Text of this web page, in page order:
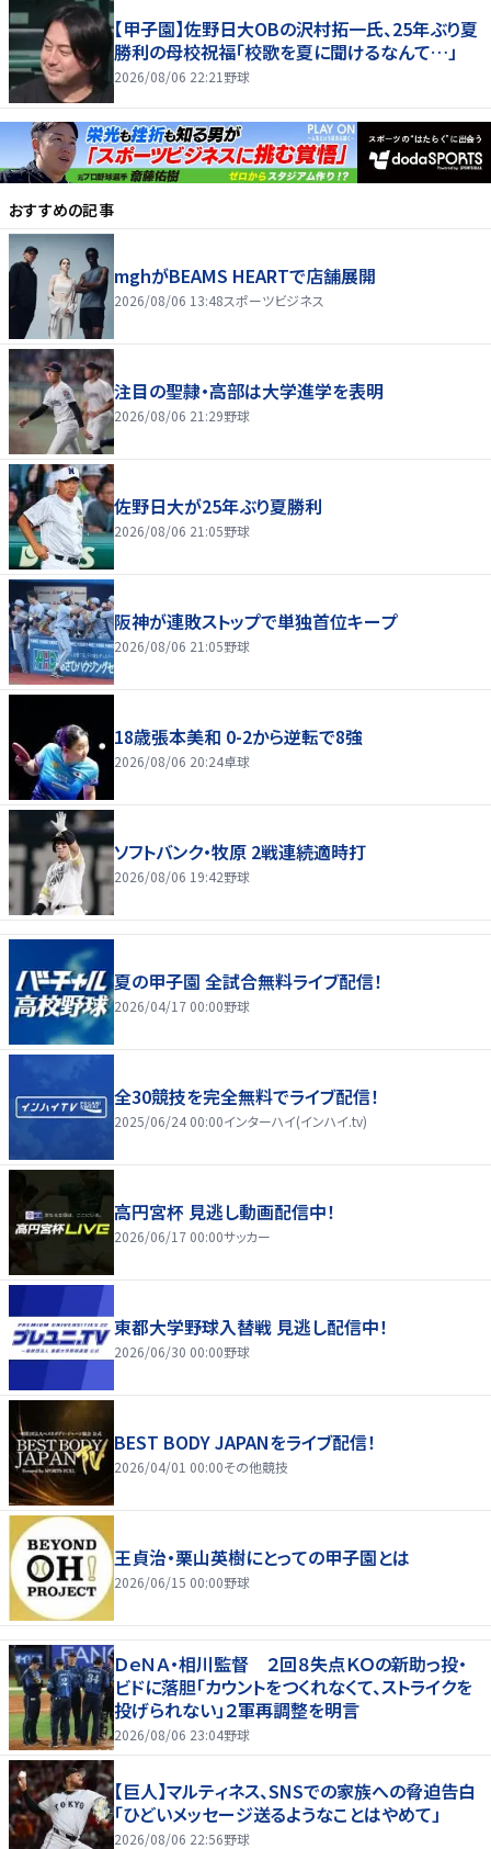
【甲子園】佐野日大ОBの沢村拓一氏、25年ぶり夏
勝利の母校祝福「校歌を夏に聞けるなんて…」
2026/08/06 22:21 野球
おすすめの記事
mghがBEAMS HEARTで店舗展開
2026/08/06 13:48スポーツビジネス
注目の聖隷・高部は大学進学を表明
2026/08/06 21:29野球
佐野日大が25年ぶり夏勝利
2026/08/06 21:05野球
阪神が連敗ストップで単独首位キープ
2026/08/06 21:05野球
18歳張本美和 0-2から逆転で8強
2026/08/06 20:24卓球
ソフトバンク・牧原 2戦連続適時打
2026/08/06 19:42野球
夏の甲子園 全試合無料ライブ配信！
2026/04/17 00:00野球
全30競技を完全無料でライブ配信！
2025/06/24 00:00インターハイ(インハイ.tv)
高円宮杯 見逃し動画配信中！
2026/06/17 00:00サッカー
東都大学野球入替戦 見逃し配信中！
2026/06/30 00:00野球
BEST BODY JAPANをライブ配信！
2026/04/01 00:00その他競技
王貞治・栗山英樹にとっての甲子園とは
2026/06/15 00:00野球
ＤｅＮＡ・相川監督 ２回８失点ＫＯの新助っ投・
ビドに落胆「カウントをつくれなくて、ストライクを
投げられない」２軍再調整を明言
2026/08/06 23:04野球
【巨人】マルティネス、SNSでの家族への脅迫告白
「ひどいメッセージ送るようなことはやめて」
2026/08/06 22:56野球